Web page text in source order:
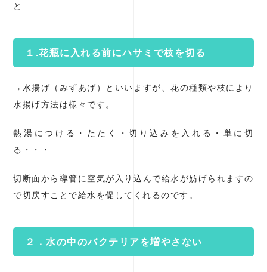
と
１.花瓶に入れる前にハサミで枝を切る
→水揚げ（みずあげ）といいますが、花の種類や枝により
水揚げ方法は様々です。
熱湯につける・たたく・切り込みを入れる・単に切
る・・・
切断面から導管に空気が入り込んで給水が妨げられますの
で切戻すことで給水を促してくれるのです。
２．水の中のバクテリアを増やさない